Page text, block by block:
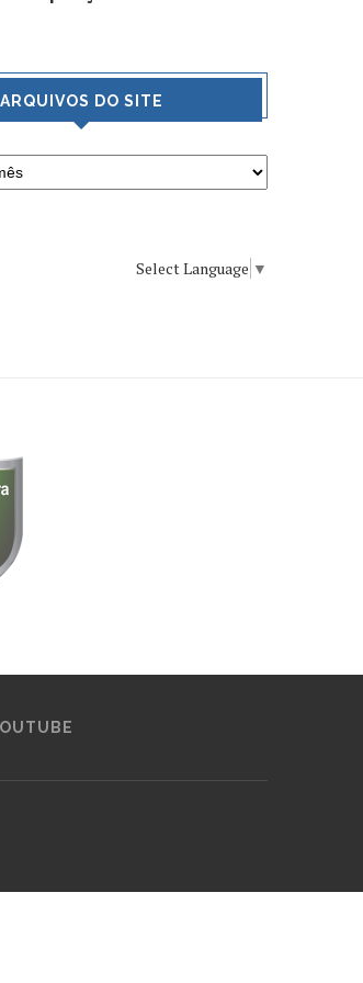
ARQUIVOS DO SITE
Select Language ▼